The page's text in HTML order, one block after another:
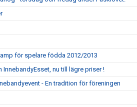
för spelare födda 2012/2013
nu till lägre priser !
- En tradition för föreningen